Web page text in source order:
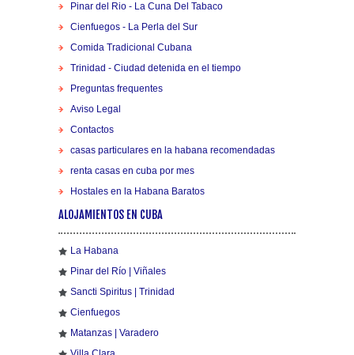
Pinar del Rio - La Cuna Del Tabaco
Cienfuegos - La Perla del Sur
Comida Tradicional Cubana
Trinidad - Ciudad detenida en el tiempo
Preguntas frequentes
Aviso Legal
Contactos
casas particulares en la habana recomendadas
renta casas en cuba por mes
Hostales en la Habana Baratos
ALOJAMIENTOS EN CUBA
La Habana
Pinar del Río | Viñales
Sancti Spiritus | Trinidad
Cienfuegos
Matanzas | Varadero